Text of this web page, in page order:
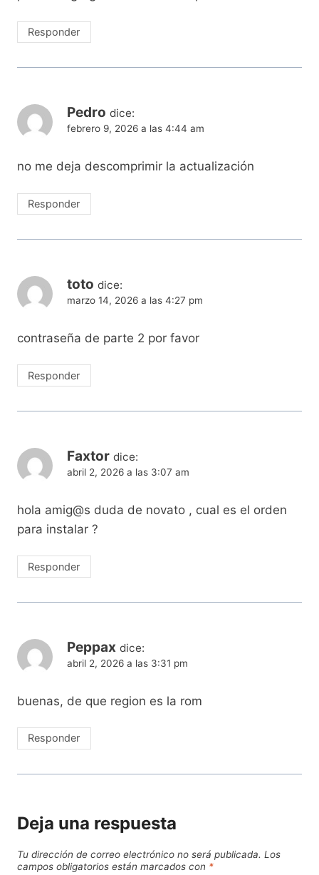
Responder
Pedro dice:
febrero 9, 2026 a las 4:44 am
no me deja descomprimir la actualización
Responder
toto dice:
marzo 14, 2026 a las 4:27 pm
contraseña de parte 2 por favor
Responder
Faxtor dice:
abril 2, 2026 a las 3:07 am
hola amig@s duda de novato , cual es el orden
para instalar ?
Responder
Peppax dice:
abril 2, 2026 a las 3:31 pm
buenas, de que region es la rom
Responder
Deja una respuesta
Tu dirección de correo electrónico no será publicada. Los
campos obligatorios están marcados con *